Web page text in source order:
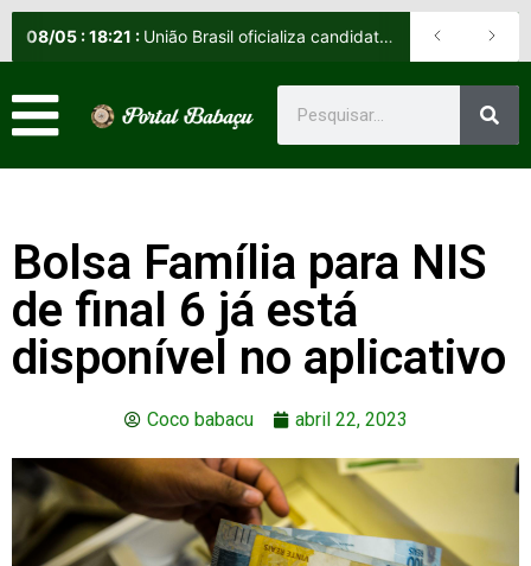
08/05 :18:21 : União Brasil oficializa candidatos e reafirma apoio a Orleans Brandão ao Governo do Maranhão
Bolsa Família para NIS
de final 6 já está
disponível no aplicativo
Coco babacu abril 22, 2023